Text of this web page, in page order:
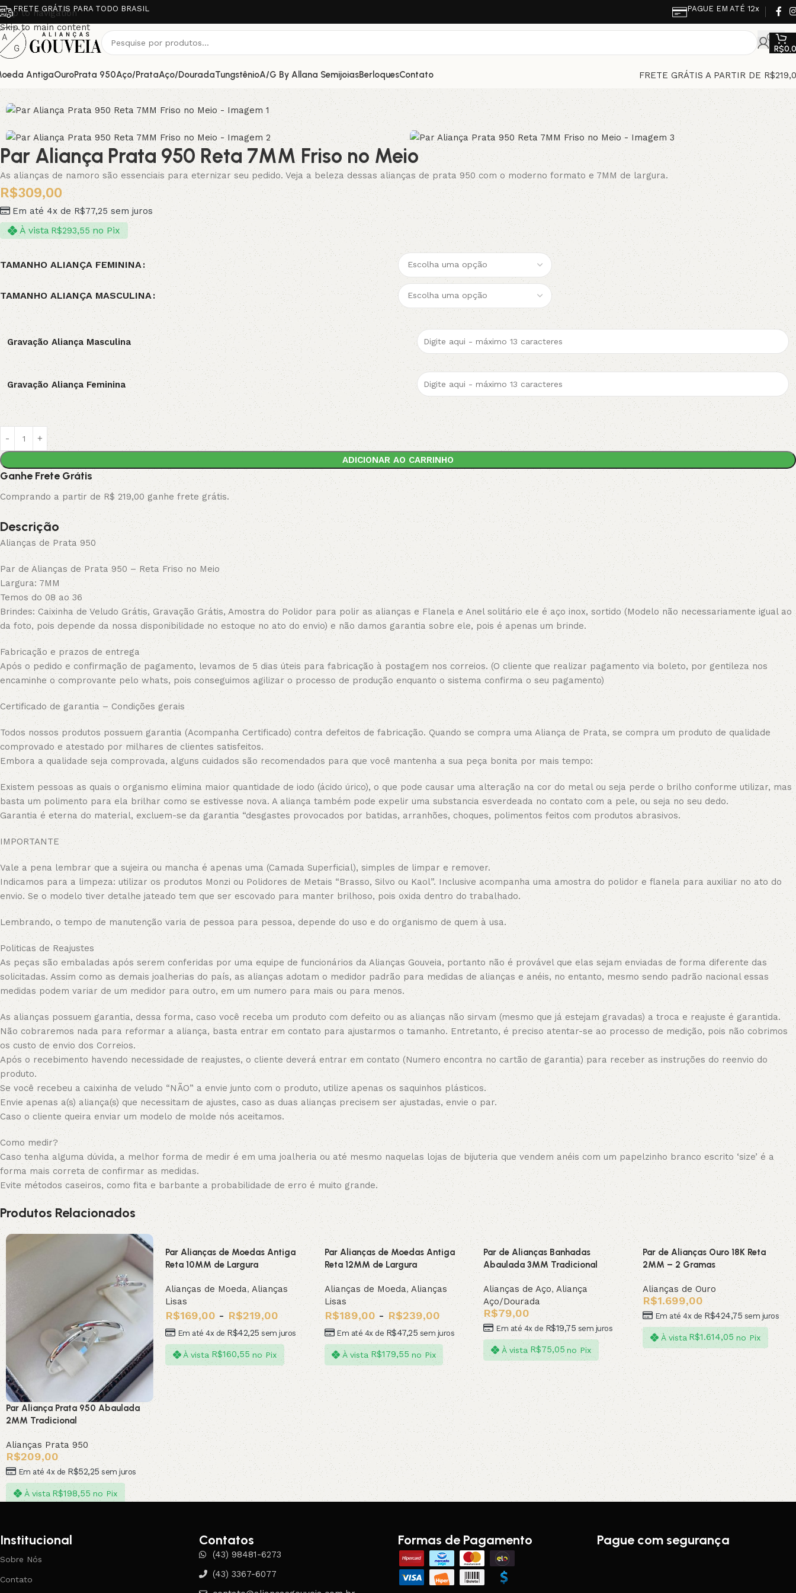
Skip to navigation
Skip to main content
FRETE GRÁTIS PARA TODO BRASIL PAGUE EM ATÉ 12x
R$
AntigaOuroPrata 950Aço/PrataAço/DouradaTungstênioA/G By Allana SemijoiasBerloquesContato FRETE GRÁTIS A PARTIR DE
Par Aliança Prata 950 Reta 7MM Friso no Meio
As alianças de namoro são essenciais para eternizar seu pedido. Veja a beleza dessas alianças de prata 950 com o moderno formato e 7MM de largura.
R$309,00
Em até 4x deR$77,25sem juros
À vista R$293,55 no Pix
TAMANHO ALIANÇA FEMININA
TAMANHO ALIANÇA MASCULINA
Gravação Aliança Masculina
Gravação Aliança Feminina
ADICIONAR AO CARRINHO
Ganhe Frete Grátis
Comprando a partir de R$ 219,00 ganhe frete grátis.
Descrição
Alianças de Prata 950
Par de Alianças de Prata 950 – Reta Friso no Meio
Largura: 7MM
Temos do 08 ao 36
Brindes: Caixinha de Veludo Grátis, Gravação Grátis, Amostra do Polidor para polir as alianças e Flanela e Anel solitário ele é aço inox, sortido (Modelo não necessariamente igual ao
da foto, pois depende da nossa disponibilidade no estoque no ato do envio) e não damos garantia sobre ele, pois é apenas um brinde.
Fabricação e prazos de entrega
Após o pedido e confirmação de pagamento, levamos de 5 dias úteis para fabricação à postagem nos correios. (O cliente que realizar pagamento via boleto, por gentileza nos
encaminhe o comprovante pelo whats, pois conseguimos agilizar o processo de produção enquanto o sistema confirma o seu pagamento)
Certificado de garantia – Condições gerais
Todos nossos produtos possuem garantia (Acompanha Certificado) contra defeitos de fabricação. Quando se compra uma Aliança de Prata, se compra um produto de qualidade
comprovado e atestado por milhares de clientes satisfeitos.
Embora a qualidade seja comprovada, alguns cuidados são recomendados para que você mantenha a sua peça bonita por mais tempo:
Existem pessoas as quais o organismo elimina maior quantidade de iodo (ácido úrico), o que pode causar uma alteração na cor do metal ou seja perde o brilho conforme utilizar, mas
basta um polimento para ela brilhar como se estivesse nova. A aliança também pode expelir uma substancia esverdeada no contato com a pele, ou seja no seu dedo.
Garantia é eterna do material, excluem-se da garantia “desgastes provocados por batidas, arranhões, choques, polimentos feitos com produtos abrasivos.
IMPORTANTE
Vale a pena lembrar que a sujeira ou mancha é apenas uma (Camada Superficial), simples de limpar e remover.
Indicamos para a limpeza: utilizar os produtos Monzi ou Polidores de Metais “Brasso, Silvo ou Kaol”. Inclusive acompanha uma amostra do polidor e flanela para auxiliar no ato do
envio. Se o modelo tiver detalhe jateado tem que ser escovado para manter brilhoso, pois oxida dentro do trabalhado.
Lembrando, o tempo de manutenção varia de pessoa para pessoa, depende do uso e do organismo de quem à usa.
Politicas de Reajustes
As peças são embaladas após serem conferidas por uma equipe de funcionários da Alianças Gouveia, portanto não é provável que elas sejam enviadas de forma diferente das
solicitadas. Assim como as demais joalherias do país, as alianças adotam o medidor padrão para medidas de alianças e anéis, no entanto, mesmo sendo padrão nacional essas
medidas podem variar de um medidor para outro, em um numero para mais ou para menos.
As alianças possuem garantia, dessa forma, caso você receba um produto com defeito ou as alianças não sirvam (mesmo que já estejam gravadas) a troca e reajuste é garantida.
Não cobraremos nada para reformar a aliança, basta entrar em contato para ajustarmos o tamanho. Entretanto, é preciso atentar-se ao processo de medição, pois não cobrimos
os custo de envio dos Correios.
Após o recebimento havendo necessidade de reajustes, o cliente deverá entrar em contato (Numero encontra no cartão de garantia) para receber as instruções do reenvio do
produto.
Se você recebeu a caixinha de veludo “NÃO” a envie junto com o produto, utilize apenas os saquinhos plásticos.
Envie apenas a(s) aliança(s) que necessitam de ajustes, caso as duas alianças precisem ser ajustadas, envie o par.
Caso o cliente queira enviar um modelo de molde nós aceitamos.
Como medir?
Caso tenha alguma dúvida, a melhor forma de medir é em uma joalheria ou até mesmo naquelas lojas de bijuteria que vendem anéis com um papelzinho branco escrito ‘size’ é a
forma mais correta de confirmar as medidas.
Evite métodos caseiros, como fita e barbante a probabilidade de erro é muito grande.
Produtos Relacionados
Par Aliança Prata 950 Abaulada
2MM Tradicional
Alianças Prata 950
R$209,00
Em até 4x deR$52,25sem juros
À vista R$198,55 no Pix
Par Alianças de Moedas Antiga
Reta 10MM de Largura
Alianças de Moeda, Alianças
Lisas
R$169,00 - R$219,00
Em até 4x deR$42,25 sem juros
À vista R$160,55 no Pix
Par Alianças de Moedas Antiga
Reta 12MM de Largura
Alianças de Moeda, Alianças
Lisas
R$189,00 - R$239,00
Em até 4x de R$47,25 sem juros
À vista R$179,55 no Pix
Par de Alianças Banhadas
Abaulada 3MM Tradicional
Alianças de Aço, Aliança
Aço/Dourada
R$79,00
Em até 4x de R$19,75 sem juros
À vista R$75,05 no Pix
Par de Alianças Ouro 18K Reta
2MM – 2 Gramas
Alianças de Ouro
R$1.699,00
Em até 4x deR$424,75sem juros
À vista R$1.614,05 no Pix
Institucional
Sobre Nós
Contato
Contatos
(43) 98481-6273
(43) 3367-6077
Formas de Pagamento Pague com segurança